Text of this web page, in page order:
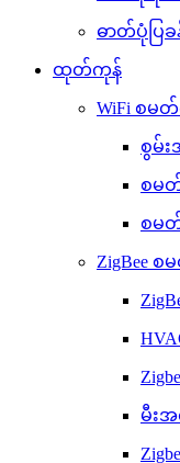
ဓာတ်ပုံပြခ
ထုတ်ကုန်
WiFi စမ
စွမ်း
စမ
စမ
ZigBee
မီးအ